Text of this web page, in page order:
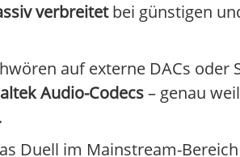
verbreitetbei günstigen
auf externe DACs oder
Audio-Codecs– genau
Duell im Mainstream-